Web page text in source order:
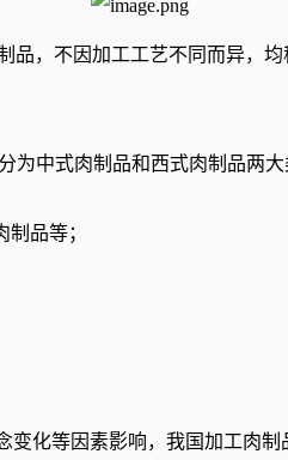
，不因加工工艺不同而异，
为中式肉制品和西式肉制品两大
品等；
化等因素影响，我国加工肉